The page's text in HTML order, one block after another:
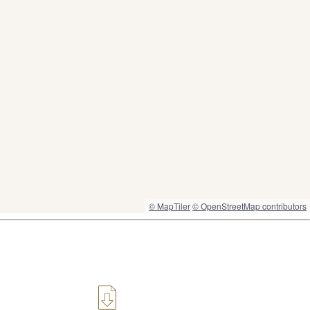
© MapTiler© OpenStreetMap contributors